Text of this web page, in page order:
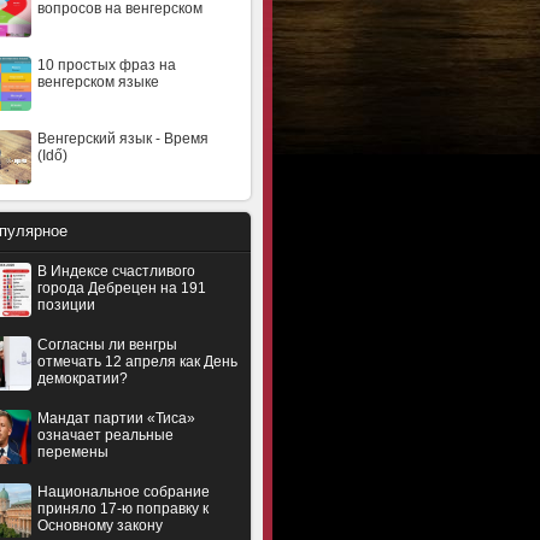
вопросов на венгерском
10 простых фраз на
венгерском языке
Венгерский язык - Время
(Idő)
В Индексе счастливого
города Дебрецен на 191
позиции
Согласны ли венгры
отмечать 12 апреля как День
демократии?
Мандат партии «Тиса»
означает реальные
перемены
Национальное собрание
приняло 17-ю поправку к
Основному закону